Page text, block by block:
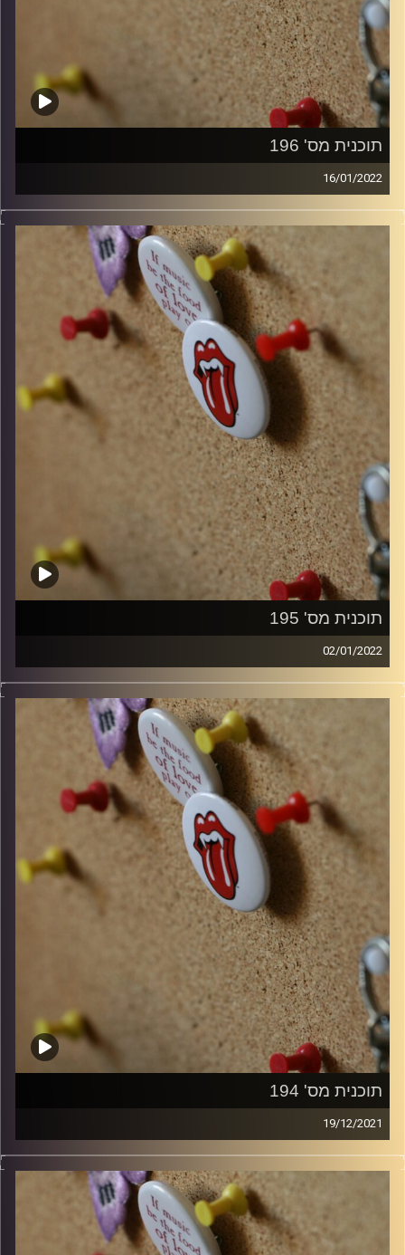
תוכנית מס' 196
16/01/2022
קלאסיקות רוק עם אורן הוף.
קרדיט תמונות: włodi
תוכנית מס' 195
02/01/2022
קלאסיקות רוק עם אורן הוף.
קרדיט תמונות: włodi
תוכנית מס' 194
19/12/2021
קלאסיקות רוק עם אורן הוף.